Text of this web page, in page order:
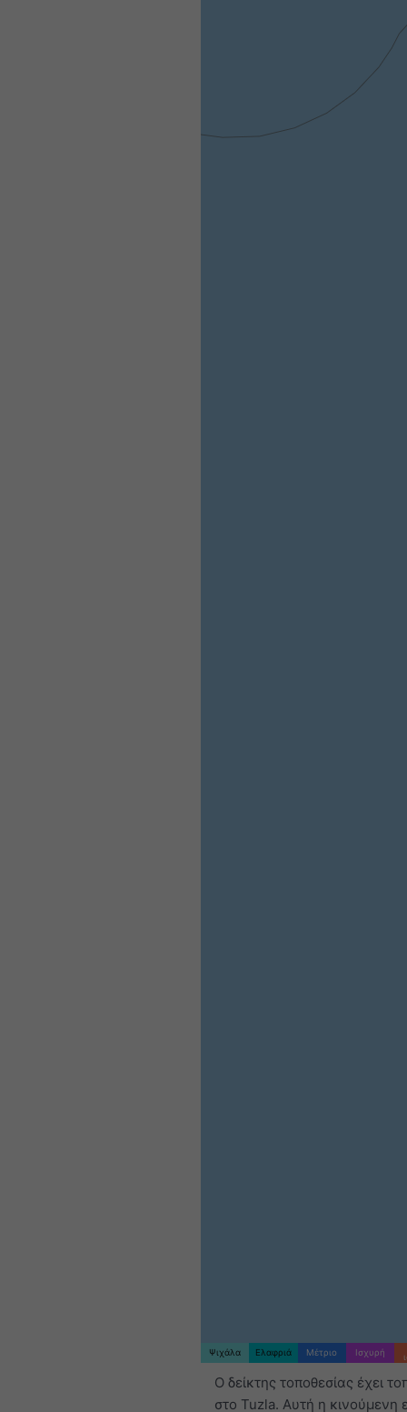
Ψιχάλα Ελαφριά Μέτριο Ισχυρή
Ο δείκτης τοποθεσίας έχει
στο Tuzla. Αυτή η κινούμενη